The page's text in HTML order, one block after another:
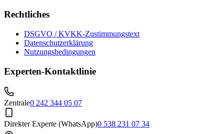
Rechtliches
DSGVO / KVKK-Zustimmungstext
Datenschutzerklärung
Nutzungsbedingungen
Experten-Kontaktlinie
Zentrale0 242 344 05 07
Direkter Experte (WhatsApp)0 538 231 07 34